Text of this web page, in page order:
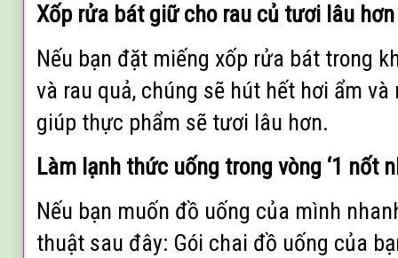
Xốp rửa bát giữ cho rau củ tươi lâu hơn
Nếu bạn đặt miếng xốp rửa bát trong
và rau quả, chúng sẽ hút hết hơi ẩm
giúp thực phẩm sẽ tươi lâu hơn.
Làm lạnh thức uống trong vòng ‘1 nốt
Nếu bạn muốn đồ uống của mình
thuật sau đây: Gói chai đồ uống của